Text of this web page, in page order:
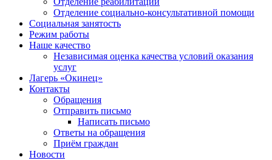
Отделение социально-консультативной помощи
Социальная занятость
Режим работы
Наше качество
Независимая оценка качества условий оказания
услуг
Лагерь «Окинец»
Контакты
Обращения
Отправить письмо
Написать письмо
Ответы на обращения
Приём граждан
Новости